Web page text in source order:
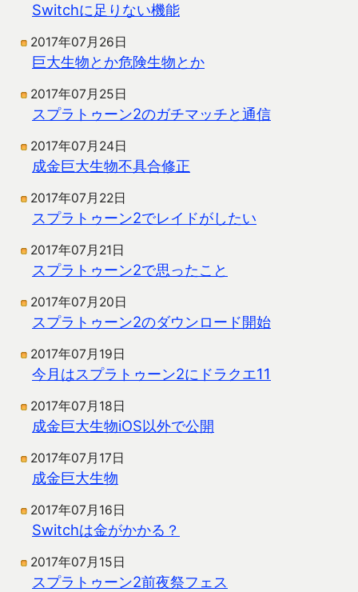
Switchに足りない機能
2017年07月26日
巨大生物とか危険生物とか
2017年07月25日
スプラトゥーン2のガチマッチと通信
2017年07月24日
成金巨大生物不具合修正
2017年07月22日
スプラトゥーン2でレイドがしたい
2017年07月21日
スプラトゥーン2で思ったこと
2017年07月20日
スプラトゥーン2のダウンロード開始
2017年07月19日
今月はスプラトゥーン2にドラクエ11
2017年07月18日
成金巨大生物iOS以外で公開
2017年07月17日
成金巨大生物
2017年07月16日
Switchは金がかかる？
2017年07月15日
スプラトゥーン2前夜祭フェス